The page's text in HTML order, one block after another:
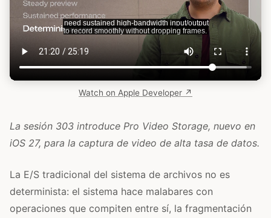
Watch on Apple Developer ↗
La sesión 303 introduce Pro Video Storage, nuevo en
iOS 27, para la captura de video de alta tasa de datos.
La E/S tradicional del sistema de archivos no es
determinista: el sistema hace malabares con
operaciones que compiten entre sí, la fragmentación